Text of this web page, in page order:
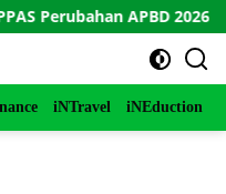
APBD 2026
iNTravel iNEduction